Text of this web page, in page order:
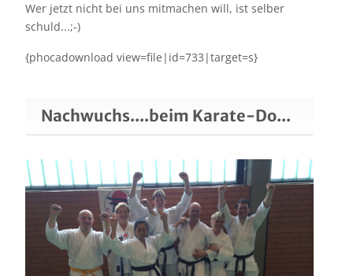
Wer jetzt nicht bei uns mitmachen will, ist selber
schuld...;-)
{phocadownload view=file|id=733|target=s}
Nachwuchs....beim Karate-Do...